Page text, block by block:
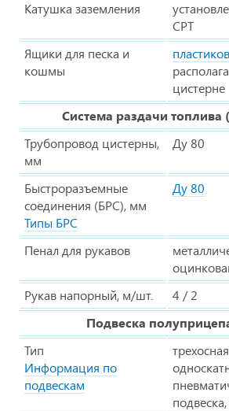
Катушка заземления
СРТ
Ящики для песка и
кошмы
цистерне
Система раздачи топлива
Трубопровод цистерны,
мм
Ду 80
Быстроразъемные
соединения (БРС), мм
Типы БРС
Ду 80
Пенал для рукавов
Рукав напорный, м/шт.
4 / 2
Подвеска
Тип
Информация по
подвескам